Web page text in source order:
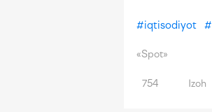
#iqtisodiyot #
«Spot»
754 Izoh